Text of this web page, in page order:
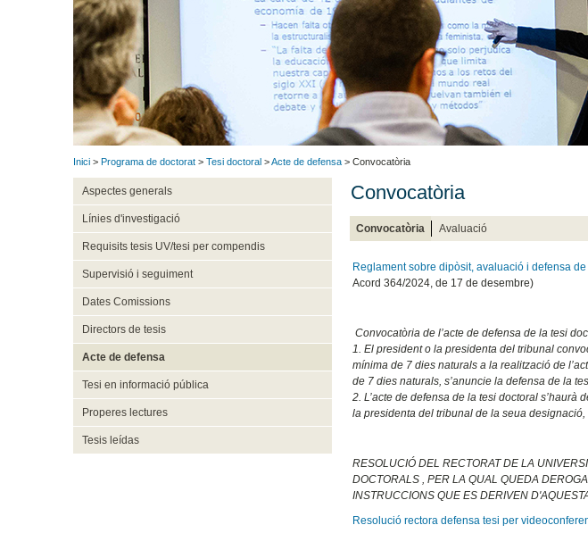
Inici > Programa de doctorat > Tesi doctoral >Acte de defensa > Convocatòria
Aspectes generals
Línies d'investigació
Requisits tesis UV/tesi per compendis
Supervisió i seguiment
Dates Comissions
Directors de tesis
Acte de defensa
Tesi en informació pública
Properes lectures
Tesis leídas
Convocatòria
Convocatòria Avaluació
Reglament sobre dipòsit, avaluació i defensa
Acord 364/2024, de 17 de desembre)
Convocatòria de l’acte de defensa de la tesi
1. El president o la presidenta del tribunal
mínima de 7 dies naturals a la realització de
de 7 dies naturals, s’anuncie la defensa de la
2. L’acte de defensa de la tesi doctoral
la presidenta del tribunal de la seua
RESOLUCIÓ DEL RECTORAT DE LA
DOCTORALS , PER LA QUAL QUEDA
INSTRUCCIONS QUE ES DERIVEN
Resolució rectora defensa tesi per